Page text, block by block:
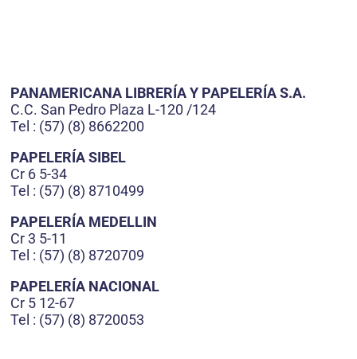
PANAMERICANA LIBRERÍA Y PAPELERÍA S.A.
C.C. San Pedro Plaza L-120 /124
Tel : (57) (8) 8662200
PAPELERÍA SIBEL
Cr 6 5-34
Tel : (57) (8) 8710499
PAPELERÍA MEDELLIN
Cr 3 5-11
Tel : (57) (8) 8720709
PAPELERÍA NACIONAL
Cr 5 12-67
Tel : (57) (8) 8720053